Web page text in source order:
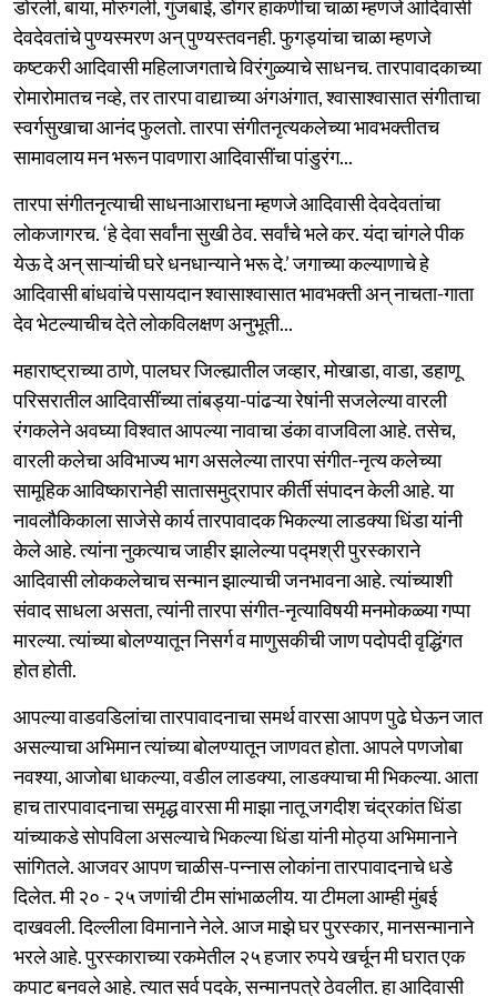
डोरली, बाया, मोरुगली, गुंजबाई, डोंगर हाकणीचा चाळा म्हणजे आदिवासी
देवदेवतांचे पुण्यस्मरण अन‌् पुण्यस्तवनही. फुगड्यांचा चाळा म्हणजे
कष्टकरी आदिवासी महिलाजगताचे विरंगुळ्याचे साधनच. तारपावादकाच्या
रोमारोमातच नव्हे, तर तारपा वाद्याच्या अंगअंगात, श्वासाश्वासात संगीताचा
स्वर्गसुखाचा आनंद फुलतो. तारपा संगीतनृत्यकलेच्या भावभक्तीतच
सामावलाय मन भरून पावणारा आदिवासींचा पांडुरंग...
तारपा संगीतनृत्याची साधनाआराधना म्हणजे आदिवासी देवदेवतांचा
लोकजागरच. ‘हे देवा सर्वांना सुखी ठेव. सर्वांचे भले कर. यंदा चांगले पीक
येऊ दे अन‌् साऱ्यांची घरे धनधान्याने भरू दे.’ जगाच्या कल्याणाचे हे
आदिवासी बांधवांचे पसायदान श्वासाश्वासात भावभक्ती अन‌् नाचता-गाता
देव भेटल्याचीच देते लोकविलक्षण अनुभूती...
महाराष्ट्राच्या ठाणे, पालघर जिल्ह्यातील जव्हार, मोखाडा, वाडा, डहाणू
परिसरातील आदिवासींच्या तांबड्या-पांढऱ्या रेषांनी सजलेल्या वारली
रंगकलेने अवघ्या विश्वात आपल्या नावाचा डंका वाजविला आहे. तसेच,
वारली कलेचा अविभाज्य भाग असलेल्या तारपा संगीत-नृत्य कलेच्या
सामूहिक आविष्कारानेही सातासमुद्रापार कीर्ती संपादन केली आहे. या
नावलौकिकाला साजेसे कार्य तारपावादक भिकल्या लाडक्या धिंडा यांनी
केले आहे. त्यांना नुकत्याच जाहीर झालेल्या पद्मश्री पुरस्काराने
आदिवासी लोककलेचाच सन्मान झाल्याची जनभावना आहे. त्यांच्याशी
संवाद साधला असता, त्यांनी तारपा संगीत-नृत्याविषयी मनमोकळ्या गप्पा
मारल्या. त्यांच्या बोलण्यातून निसर्ग व माणुसकीची जाण पदोपदी वृद्धिंगत
होत होती.
आपल्या वाडवडिलांचा तारपावादनाचा समर्थ वारसा आपण पुढे घेऊन जात
असल्याचा अभिमान त्यांच्या बोलण्यातून जाणवत होता. आपले पणजोबा
नवश्या, आजोबा धाकल्या, वडील लाडक्या, लाडक्याचा मी भिकल्या. आता
हाच तारपावादनाचा समृद्ध वारसा मी माझा नातू जगदीश चंद्रकांत धिंडा
यांच्याकडे सोपविला असल्याचे भिकल्या धिंडा यांनी मोठ्या अभिमानाने
सांगितले. आजवर आपण चाळीस-पन्नास लोकांना तारपावादनाचे धडे
दिलेत. मी २० - २५ जणांची टीम सांभाळलीय. या टीमला आम्ही मुंबई
दाखवली. दिल्लीला विमानाने नेले. आज माझे घर पुरस्कार, मानसन्मानाने
भरले आहे. पुरस्काराच्या रकमेतील २५ हजार रुपये खर्चून मी घरात एक
कपाट बनवले आहे. त्यात सर्व पदके, सन्मानपत्रे ठेवलीत. हा आदिवासी